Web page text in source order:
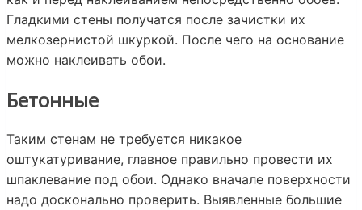
Гладкими стены получатся после зачистки их
мелкозернистой шкуркой. После чего на основание
можно наклеивать обои.
Бетонные
Таким стенам не требуется никакое
оштукатуривание, главное правильно провести их
шпаклевание под обои. Однако вначале поверхности
надо досконально проверить. Выявленные большие